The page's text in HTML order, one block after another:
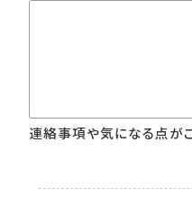
連絡事項や気になる点が